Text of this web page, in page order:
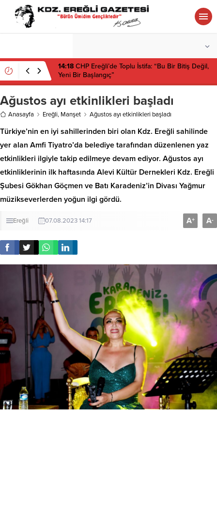
14:18 CHP Ereğli’de Toplu İstifa: “Bu Bir Bitiş Değil,
Yeni Bir Başlangıç”
Ağustos ayı etkinlikleri başladı
Anasayfa Ereğli, Manşet Ağustos ayı etkinlikleri başladı
Türkiye’nin en iyi sahillerinden biri olan Kdz. Ereğli sahilinde
yer alan Amfi Tiyatro’da belediye tarafından düzenlenen yaz
etkinlikleri ilgiyle takip edilmeye devam ediyor. Ağustos ayı
etkinliklerinin ilk haftasında Alevi Kültür Dernekleri Kdz. Ereğli
Şubesi Gökhan Göçmen ve Batı Karadeniz’in Divası Yağmur
müzikseverlerden yoğun ilgi gördü.
Ereğli 07.08.2023 14:17 A+ A-